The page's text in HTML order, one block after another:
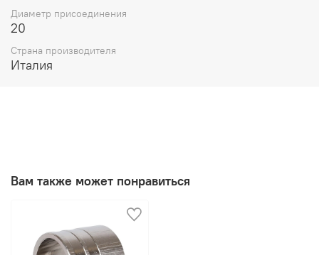
Диаметр присоединения
20
Страна производителя
Италия
Вам также может понравиться